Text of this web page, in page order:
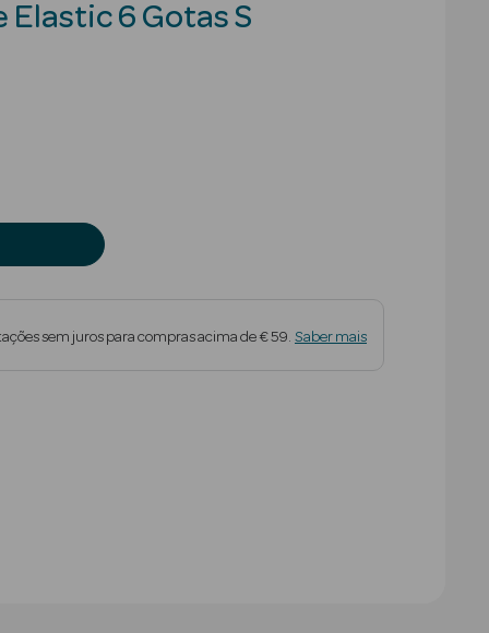
Elastic 6 Gotas S
from
sem juros para compras acima de € 59. Saber mais